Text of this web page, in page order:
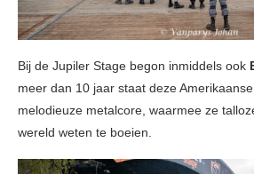
Bij de Jupiler Stage begon inmiddels ook
meer dan 10 jaar staat deze
melodieuze metalcore, waarmee ze
wereld weten te boeien.